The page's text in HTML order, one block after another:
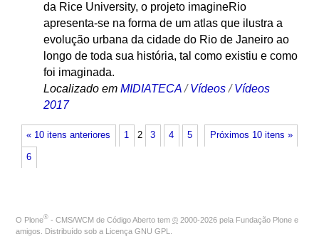
da Rice University, o projeto imagineRio
apresenta-se na forma de um atlas que ilustra a
evolução urbana da cidade do Rio de Janeiro ao
longo de toda sua história, tal como existiu e como
foi imaginada.
Localizado em MIDIATECA /Vídeos /Vídeos
2017
« 10 itens anteriores Próximos 10 itens »
1 2 3 4 5
6
O Plone® - CMS/WCM de Código Aberto tem © 2000-2026 pela Fundação Plone e
amigos. Distribuído sob a Licença GNU GPL